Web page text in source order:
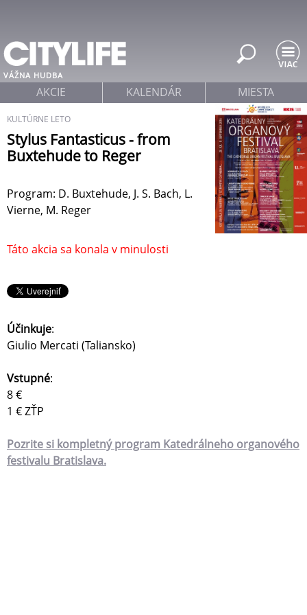
VÁŽNA HUDBA
KULTÚRNE LETO
Stylus Fantasticus - from
Buxtehude to Reger
Program: D. Buxtehude, J. S. Bach, L.
Vierne, M. Reger
Táto akcia sa konala v minulosti
Účinkuje:
Giulio Mercati (Taliansko)
Vstupné:
8 €
1 € ZŤP
Pozrite si kompletný program Katedrálneho organového
festivalu Bratislava.
AKCIE KALENDÁR MIESTA